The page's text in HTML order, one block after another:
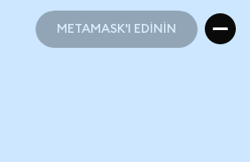
METAMASK'I EDİNİN